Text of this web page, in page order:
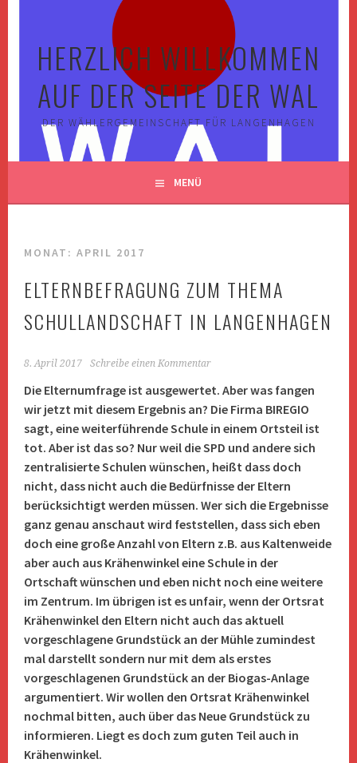
HERZLICH WILLKOMMEN
AUF DER SEITE DER WAL
DER WÄHLERGEMEINSCHAFT FÜR LANGENHAGEN
MENÜ
MONAT:APRIL 2017
ELTERNBEFRAGUNG ZUM THEMA
SCHULLANDSCHAFT IN LANGENHAGEN
8. April 2017 Schreibe einen Kommentar
Die Elternumfrage ist ausgewertet. Aber was fangen
wir jetzt mit diesem Ergebnis an? Die Firma BIREGIO
sagt, eine weiterführende Schule in einem Ortsteil ist
tot. Aber ist das so? Nur weil die SPD und andere sich
zentralisierte Schulen wünschen, heißt dass doch
nicht, dass nicht auch die Bedürfnisse der Eltern
berücksichtigt werden müssen. Wer sich die Ergebnisse
ganz genau anschaut wird feststellen, dass sich eben
doch eine große Anzahl von Eltern z.B. aus Kaltenweide
aber auch aus Krähenwinkel eine Schule in der
Ortschaft wünschen und eben nicht noch eine weitere
im Zentrum. Im übrigen ist es unfair, wenn der Ortsrat
Krähenwinkel den Eltern nicht auch das aktuell
vorgeschlagene Grundstück an der Mühle zumindest
mal darstellt sondern nur mit dem als erstes
vorgeschlagenen Grundstück an der Biogas-Anlage
argumentiert. Wir wollen den Ortsrat Krähenwinkel
nochmal bitten, auch über das Neue Grundstück zu
informieren. Liegt es doch zum guten Teil auch in
Krähenwinkel.